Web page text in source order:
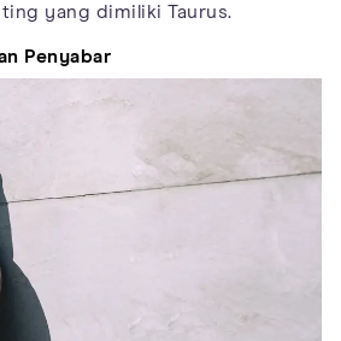
yang dimiliki Taurus.
Penyabar